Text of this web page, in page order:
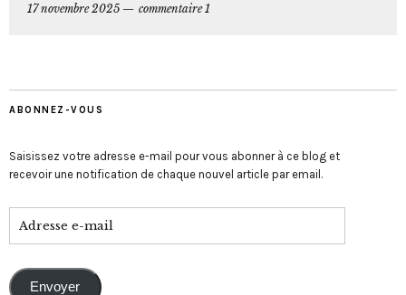
17 novembre 2025
commentaire 1
ABONNEZ-VOUS
Saisissez votre adresse e-mail pour vous abonner à ce blog et
recevoir une notification de chaque nouvel article par email.
Envoyer